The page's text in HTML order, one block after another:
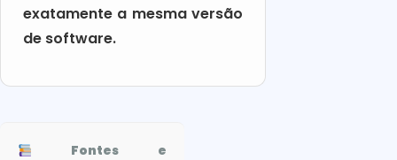
exatamente a mesma versão
de software.
Fontes e